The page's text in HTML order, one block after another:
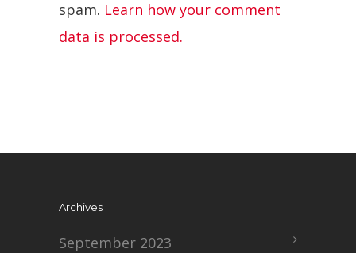
spam. Learn how your comment
data is processed.
Archives
September 2023